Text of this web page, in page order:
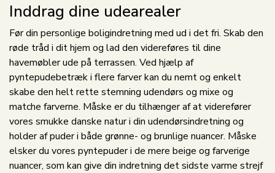
Inddrag dine udearealer
Før din personlige boligindretning med ud i det fri. Skab den
røde tråd i dit hjem og lad den videreføres til dine
havemøbler ude på terrassen. Ved hjælp af
pyntepudebetræk i flere farver kan du nemt og enkelt
skabe den helt rette stemning udendørs og mixe og
matche farverne. Måske er du tilhænger af at viderefører
vores smukke danske natur i din udendørsindretning og
holder af puder i både grønne- og brunlige nuancer. Måske
elsker du vores pyntepuder i de mere beige og farverige
nuancer, som kan give din indretning det sidste varme strejf